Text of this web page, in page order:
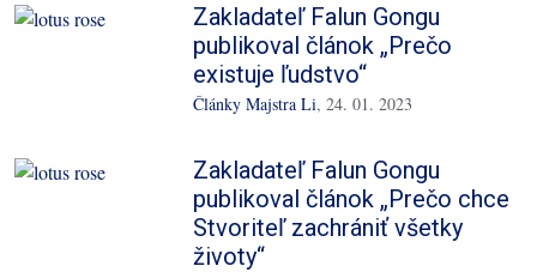
Zakladateľ Falun Gongu
publikoval článok „Prečo
existuje ľudstvo“
Články Majstra Li,24. 01. 2023
Zakladateľ Falun Gongu
publikoval článok „Prečo chce
Stvoriteľ zachrániť všetky
životy“